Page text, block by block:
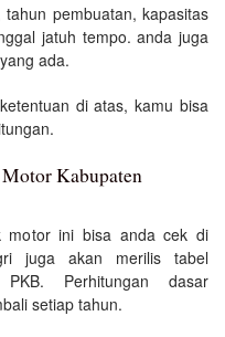
pembuatan, kapasitas
jatuh tempo. anda juga
ada.
di atas, kamu bisa
Kabupaten
motor ini bisa anda cek di
juga akan merilis tabel
Perhitungan dasar
setiap tahun.